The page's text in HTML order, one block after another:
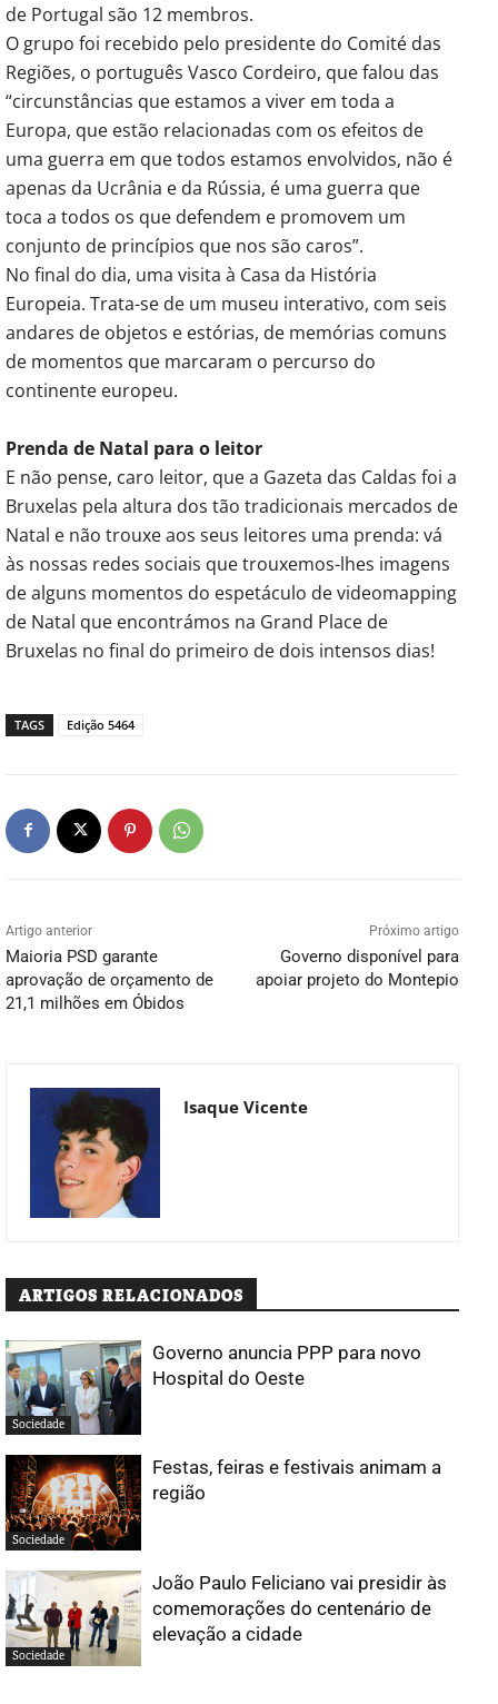
de Portugal são 12 membros.
O grupo foi recebido pelo presidente do Comité das
Regiões, o português Vasco Cordeiro, que falou das
“circunstâncias que estamos a viver em toda a
Europa, que estão relacionadas com os efeitos de
uma guerra em que todos estamos envolvidos, não é
apenas da Ucrânia e da Rússia, é uma guerra que
toca a todos os que defendem e promovem um
conjunto de princípios que nos são caros”.
No final do dia, uma visita à Casa da História
Europeia. Trata-se de um museu interativo, com seis
andares de objetos e estórias, de memórias comuns
de momentos que marcaram o percurso do
continente europeu.
Prenda de Natal para o leitor
E não pense, caro leitor, que a Gazeta das Caldas foi a
Bruxelas pela altura dos tão tradicionais mercados de
Natal e não trouxe aos seus leitores uma prenda: vá
às nossas redes sociais que trouxemos-lhes imagens
de alguns momentos do espetáculo de videomapping
de Natal que encontrámos na Grand Place de
Bruxelas no final do primeiro de dois intensos dias!
TAGS Edição 5464
Artigo anterior
Maioria PSD garante
aprovação de orçamento de
21,1 milhões em Óbidos
Próximo artigo
Governo disponível para
apoiar projeto do Montepio
Isaque Vicente
ARTIGOS RELACIONADOS
Sociedade
Governo anuncia PPP para novo
Hospital do Oeste
Sociedade
Festas, feiras e festivais animam a
região
Sociedade
João Paulo Feliciano vai presidir às
comemorações do centenário de
elevação a cidade